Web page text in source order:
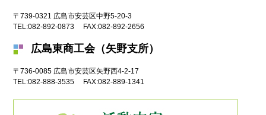
〒739-0321 広島市安芸区中野5-20-3
TEL:082-892-0873 FAX:082-892-2656
広島東商工会（矢野支所）
〒736-0085 広島市安芸区矢野西4-2-17
TEL:082-888-3535 FAX:082-889-1341